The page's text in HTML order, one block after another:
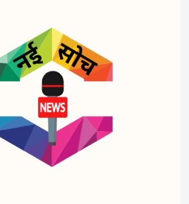
व्यापार
ट्रिप